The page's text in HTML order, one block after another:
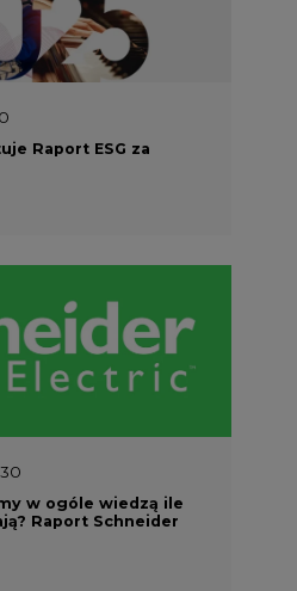
Raport ESG za
w ogóle wiedzą ile
Raport Schneider